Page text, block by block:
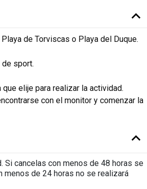
de Torviscas o Playa del Duque.
sport.
elije para realizar la actividad.
con el monitor y comenzar la
Si cancelas con menos de 48 horas se
menos de 24 horas no se realizará